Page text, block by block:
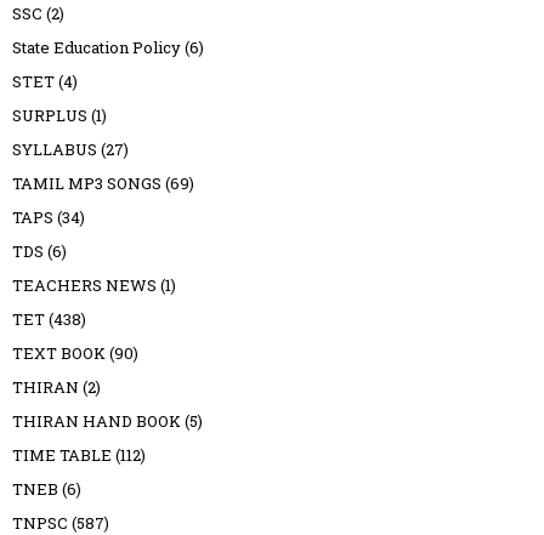
SSC (2)
State Education Policy(6)
STET(4)
SURPLUS (1)
SYLLABUS (27)
TAMIL MP3 SONGS (69)
TAPS (34)
TDS (6)
TEACHERS NEWS (1)
TET(438)
TEXT BOOK(90)
THIRAN (2)
THIRAN HAND BOOK(5)
TIME TABLE (112)
TNEB (6)
TNPSC (587)